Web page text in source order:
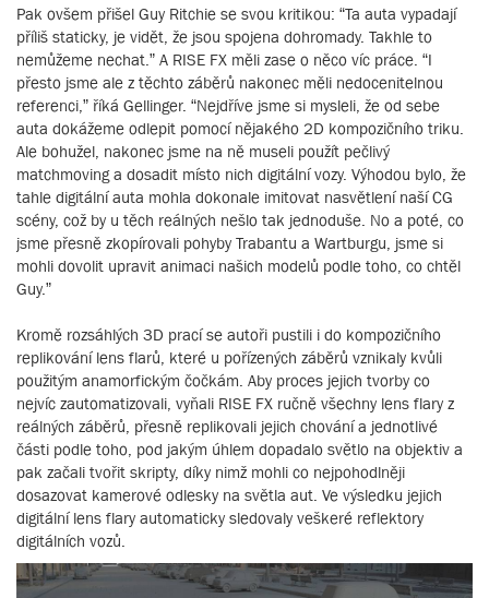
Pak ovšem přišel Guy Ritchie se svou kritikou: “Ta auta vypadají
příliš staticky, je vidět, že jsou spojena dohromady. Takhle to
nemůžeme nechat.” A RISE FX měli zase o něco víc práce. “I
přesto jsme ale z těchto záběrů nakonec měli nedocenitelnou
referenci,” říká Gellinger. “Nejdříve jsme si mysleli, že od sebe
auta dokážeme odlepit pomocí nějakého 2D kompozičního triku.
Ale bohužel, nakonec jsme na ně museli použít pečlivý
matchmoving a dosadit místo nich digitální vozy. Výhodou bylo, že
tahle digitální auta mohla dokonale imitovat nasvětlení naší CG
scény, což by u těch reálných nešlo tak jednoduše. No a poté, co
jsme přesně zkopírovali pohyby Trabantu a Wartburgu, jsme si
mohli dovolit upravit animaci našich modelů podle toho, co chtěl
Guy.”
Kromě rozsáhlých 3D prací se autoři pustili i do kompozičního
replikování lens flarů, které u pořízených záběrů vznikaly kvůli
použitým anamorfickým čočkám. Aby proces jejich tvorby co
nejvíc zautomatizovali, vyňali RISE FX ručně všechny lens flary z
reálných záběrů, přesně replikovali jejich chování a jednotlivé
části podle toho, pod jakým úhlem dopadalo světlo na objektiv a
pak začali tvořit skripty, díky nimž mohli co nejpohodlněji
dosazovat kamerové odlesky na světla aut. Ve výsledku jejich
digitální lens flary automaticky sledovaly veškeré reflektory
digitálních vozů.